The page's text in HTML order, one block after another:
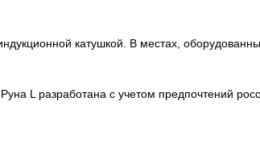
катушкой. В местах,
L разработана с учетом предпочтений